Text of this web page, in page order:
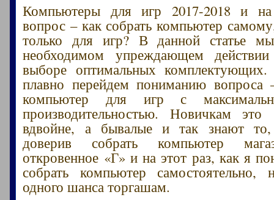
Компьютеры для игр 2017-2018 и на
вопрос – как собрать компьютер
только для игр? В данной статье
необходимом упреждающем
выборе оптимальных
плавно перейдем пониманию вопроса
компьютер для игр с
производительностью. Новичкам это
вдвойне, а бывалые и так знают
доверив собрать компьютер
откровенное «Г» и на этот раз, как я
собрать компьютер самостоятельно,
одного шанса торгашам.